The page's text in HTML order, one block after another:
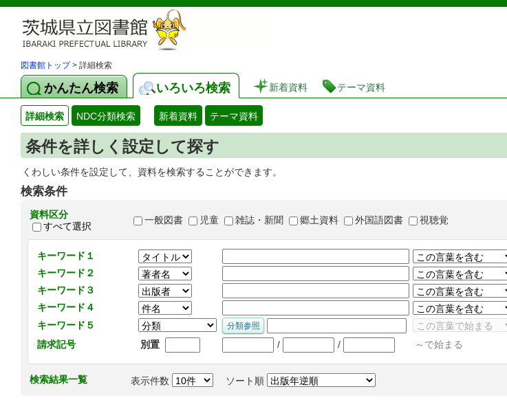
茨城県立図書館 蔵書検索・予約システム
図書館トップ> 詳細検索
かんたん検索 いろいろ検索 新着資料 テーマ資料
詳細検索 NDC分類検索 新着資料 テーマ資料
条件を詳しく設定して探す
くわしい条件を設定して、資料を検索することができます。
検索条件
資料区分
すべて選択
一般図書 児童 雑誌・新聞 郷土資料 外国語図書 視聴覚
キーワード１
キーワード２
キーワード３
キーワード４
キーワード５
請求記号
別置 / / ～で始まる
検索結果一覧 表示件数 ソート順